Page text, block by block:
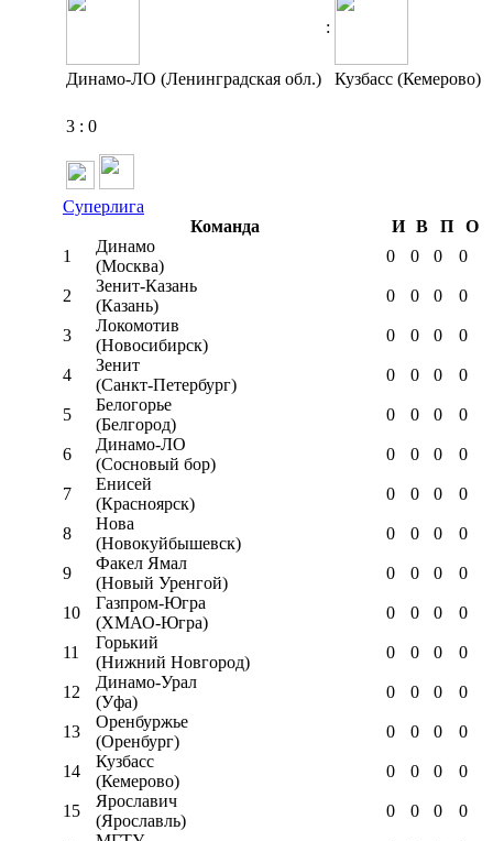
:
Динамо-ЛО (Ленинградская обл.) Кузбасс (Кемерово)
3 : 0
Суперлига
Команда
И В П
О
1
Динамо
(Москва)
0 0 0 0
2
Зенит-Казань
(Казань)
0 0 0 0
3
Локомотив
(Новосибирск)
0 0 0 0
4
Зенит
(Санкт-Петербург)
0 0 0 0
5
Белогорье
(Белгород)
0 0 0 0
6
Динамо-ЛО
(Сосновый бор)
0 0 0 0
7
Енисей
(Красноярск)
0 0 0 0
8
Нова
(Новокуйбышевск)
0 0 0 0
9
Факел Ямал
(Новый Уренгой)
0 0 0 0
10
Газпром-Югра
(ХМАО-Югра)
0 0 0 0
11
Горький
(Нижний Новгород)
0 0 0 0
12
Динамо-Урал
(Уфа)
0 0 0 0
13
Оренбуржье
(Оренбург)
0 0 0 0
14
Кузбасс
(Кемерово)
0 0 0 0
15
Ярославич
(Ярославль)
0 0 0 0